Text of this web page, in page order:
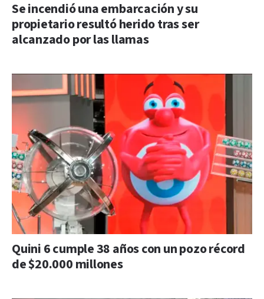
Se incendió una embarcación y su
propietario resultó herido tras ser
alcanzado por las llamas
Quini 6 cumple 38 años con un pozo récord
de $20.000 millones